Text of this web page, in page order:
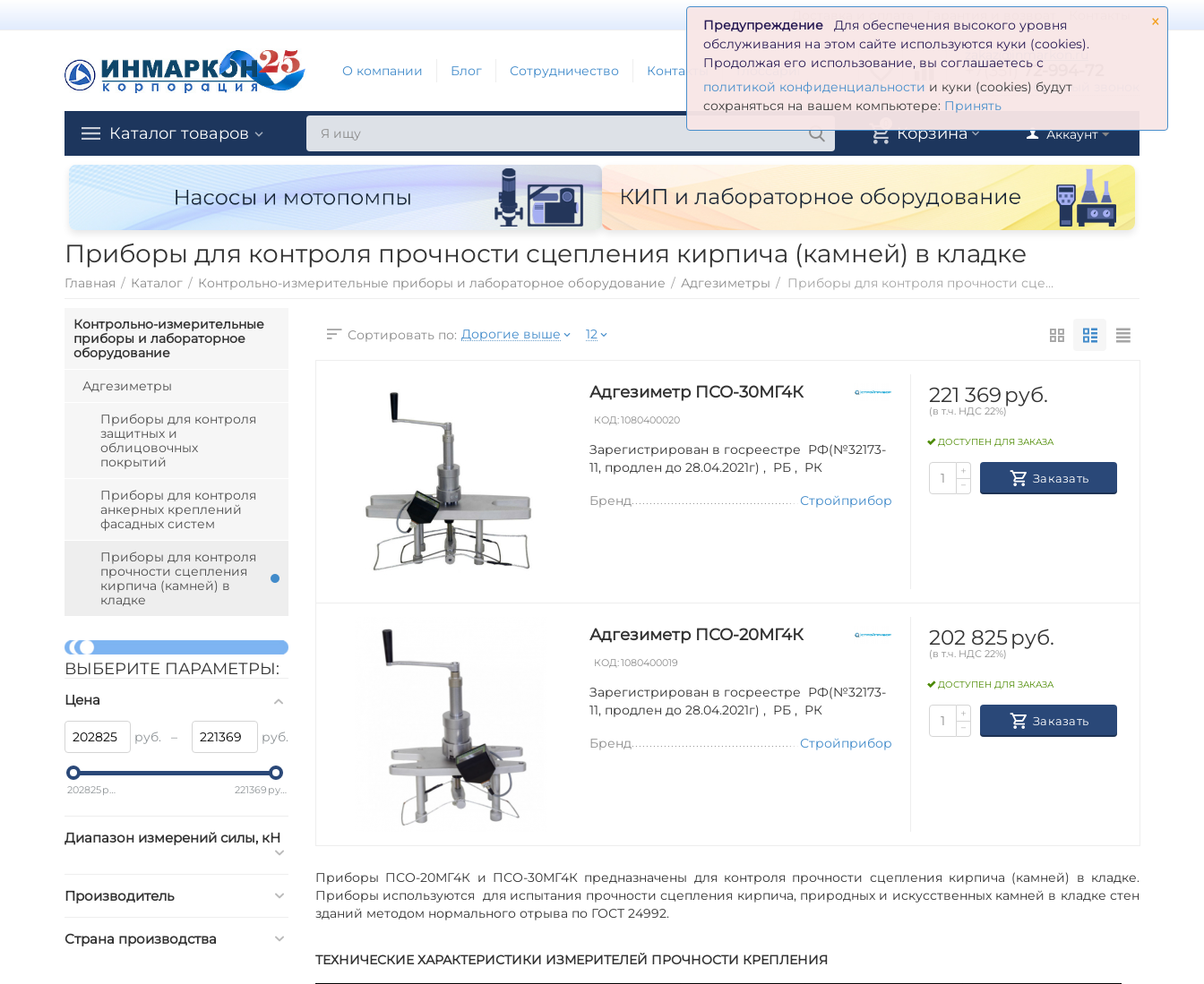
×
Предупреждение
Для обеспечения высокого уровня
обслуживания на этом сайте используются куки (cookies).
Продолжая его использование, вы соглашаетесь с
политикой конфиденциальности и куки (cookies) будут
сохраняться на вашем компьютере: Принять
О компании Блог Сотрудничество Контакты Глоссарий
zakaz@inmarkon.ru
+7(351)72-994-72
Заказать обратный звонок
Каталог товаров Аккаунт
Корзина
Приборы для контроля прочности сцепления кирпича (камней) в кладке
Главная / Каталог / Контрольно-измерительные приборы и лабораторное оборудование / Адгезиметры / Приборы для контроля прочности сцепления кирпича (камней) в кладке
Контрольно-измерительные
приборы и лабораторное
оборудование
Адгезиметры
Приборы для контроля
защитных и
облицовочных
покрытий
Приборы для контроля
анкерных креплений
фасадных систем
Приборы для контроля
прочности сцепления
кирпича (камней) в
кладке
ВЫБЕРИТЕ ПАРАМЕТРЫ:
Цена
руб. – руб.
202825руб. 221369 руб.
Диапазон измерений силы, кН
Производитель
Страна производства
Приборы ПСО-20МГ4К и ПСО-30МГ4К предназначены для контроля прочности сцепления кирпича (камней) в кладке.
Приборы используются для испытания прочности сцепления кирпича, природных и искусственных камней в кладке стен
зданий методом нормального отрыва по ГОСТ 24992.
Сортировать по: Дорогие выше 12
Адгезиметр ПСО-30МГ4К
КОД:1080400020
Зарегистрирован в госреестре РФ(№32173-
11, продлен до 28.04.2021г) , РБ , РК
Бренд Стройприбор
221 369 руб.
(в т.ч. НДС 22%)
ДОСТУПЕН ДЛЯ ЗАКАЗА
+
−
Заказать
Адгезиметр ПСО-20МГ4К
КОД:1080400019
Зарегистрирован в госреестре РФ(№32173-
11, продлен до 28.04.2021г) , РБ , РК
Бренд Стройприбор
202 825 руб.
(в т.ч. НДС 22%)
ДОСТУПЕН ДЛЯ ЗАКАЗА
+
−
Заказать
ТЕХНИЧЕСКИЕ ХАРАКТЕРИСТИКИ ИЗМЕРИТЕЛЕЙ ПРОЧНОСТИ КРЕПЛЕНИЯ